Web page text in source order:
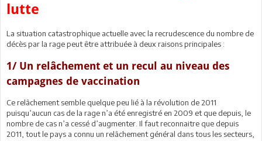
lutte
La situation catastrophique actuelle avec la recrudescence du nombre de
décès par la rage peut être attribuée à deux raisons principales :
1/ Un relâchement et un recul au niveau des
campagnes de vaccination
Ce relâchement semble quelque peu lié à la révolution de 2011
puisqu’aucun cas de la rage n’a été enregistré en 2009 et que depuis, le
nombre de cas n’a cessé d’augmenter. Il faut reconnaitre que depuis
2011, tout le pays a connu un relâchement général dans tous les secteurs,